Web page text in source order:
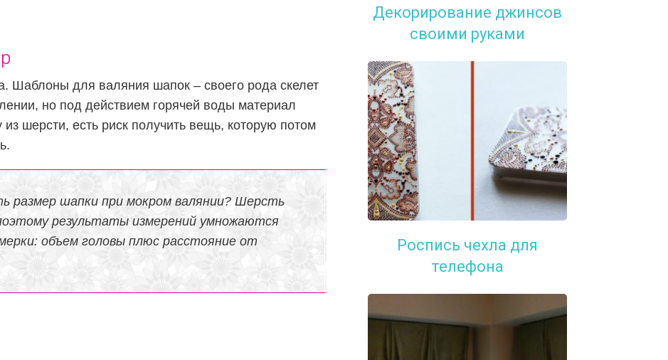
для валяния шапок – своего рода скелет
но под действием горячей воды материал
шерсти, есть риск получить вещь, которую потом
размер шапки при мокром валянии? Шерсть
результаты измерений умножаются
объем головы плюс расстояние от
Декорирование джинсов
своими руками
Роспись чехла для
телефона